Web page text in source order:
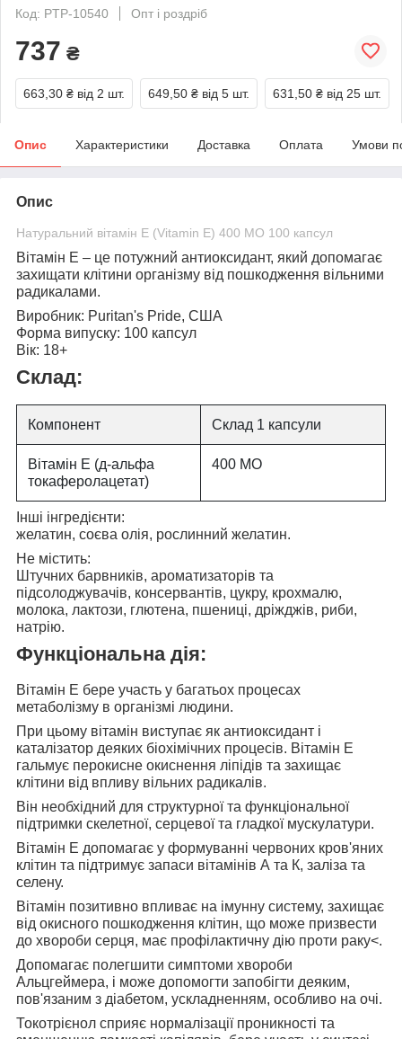
Код: PTP-10540
Опт і роздріб
737 ₴
663,30 ₴ від 2 шт. 649,50 ₴ від 5 шт. 631,50 ₴ від 25 шт.
Опис Характеристики Доставка Оплата Умови
Опис
Натуральний вітамін E (Vitamin E) 400 МО 100 капсул
Вітамін Е – це потужний антиоксидант, який допомагає
захищати клітини організму від пошкодження вільними
радикалами.
Виробник: Puritan's Pride, США
Форма випуску: 100 капсул
Вік: 18+
Склад:
Компонент Склад 1 капсули
Вітамін Е (д-альфа
токаферолацетат)
400 МО
Інші інгредієнти:
желатин, соєва олія, рослинний желатин.
Не містить:
Штучних барвників, ароматизаторів та
підсолоджувачів, консервантів, цукру, крохмалю,
молока, лактози, глютена, пшениці, дріжджів, риби,
натрію.
Функціональна дія:
Вітамін Е бере участь у багатьох процесах
метаболізму в організмі людини.
При цьому вітамін виступає як антиоксидант і
каталізатор деяких біохімічних процесів. Вітамін Е
гальмує перокисне окиснення ліпідів та захищає
клітини від впливу вільних радикалів.
Він необхідний для структурної та функціональної
підтримки скелетної, серцевої та гладкої мускулатури.
Вітамін Е допомагає у формуванні червоних кров'яних
клітин та підтримує запаси вітамінів А та К, заліза та
селену.
Вітамін позитивно впливає на імунну систему, захищає
від окисного пошкодження клітин, що може призвести
до хвороби серця, має профілактичну дію проти раку<.
Допомагає полегшити симптоми хвороби
Альцгеймера, і може допомогти запобігти деяким,
пов'язаним з діабетом, ускладненням, особливо на очі.
Токотрієнол сприяє нормалізації проникності та